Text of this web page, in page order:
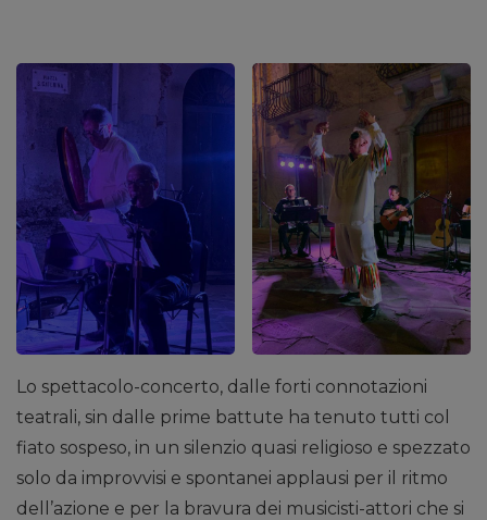
Lo spettacolo-concerto, dalle forti connotazioni
teatrali, sin dalle prime battute ha tenuto tutti col
fiato sospeso, in un silenzio quasi religioso e spezzato
solo da improvvisi e spontanei applausi per il ritmo
dell’azione e per la bravura dei musicisti-attori che si